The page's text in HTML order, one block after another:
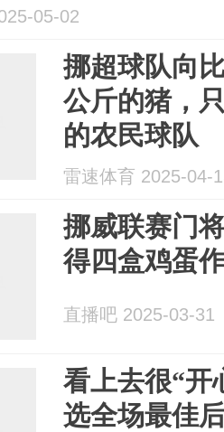
05-02
挪超球队向
公斤的猪，
的农民球队
雷速体育 2025-04-
挪威联赛门
得四盒鸡蛋
直播吧 2025-03-31
看上去很“开
选全场最佳